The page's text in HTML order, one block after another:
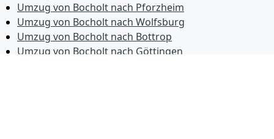
Umzug von Bocholt nach Pforzheim
Umzug von Bocholt nach Wolfsburg
Umzug von Bocholt nach Bottrop
Umzug von Bocholt nach Göttingen